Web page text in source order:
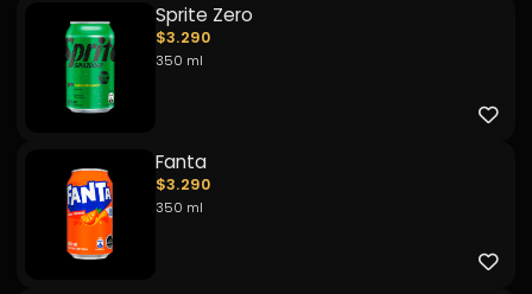
Sprite Zero
$3.290
350 ml
Fanta
$3.290
350 ml